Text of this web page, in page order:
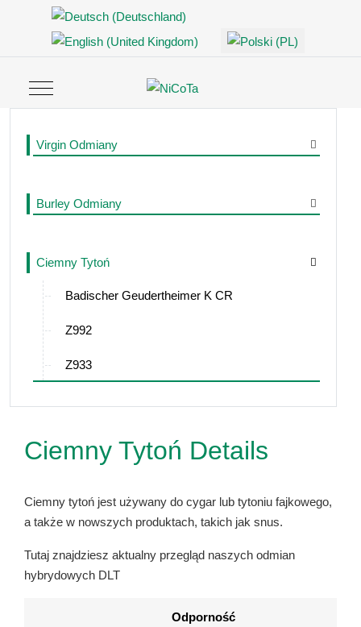
Wybierz swój język
Mobile Menu Toggle
Virgin Odmiany
Burley Odmiany
Ciemny Tytoń
Badischer Geudertheimer K CR
Z992
Z933
Ciemny Tytoń Details
Ciemny tytoń jest używany do cygar lub tytoniu fajkowego,
a także w nowszych produktach, takich jak snus.
Tutaj znajdziesz aktualny przegląd naszych odmian
hybrydowych DLT
Odporność